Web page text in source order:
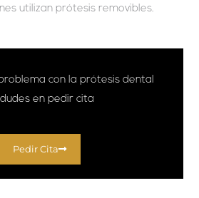
utilizan prótesis removibles.
con la prótesis dental
en pedir cita
Pedir Cita